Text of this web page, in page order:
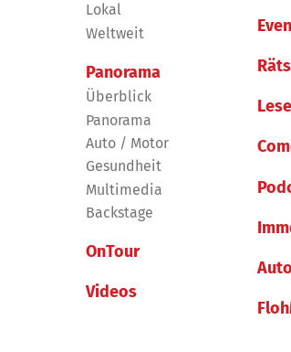
Lokal
Weltweit
Panorama
Überblick
Panorama
Auto / Motor
Gesundheit
Multimedia
Backstage
OnTour
Videos